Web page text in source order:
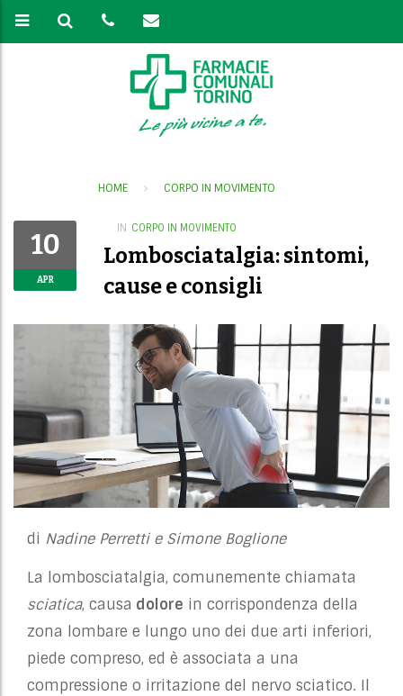
HOME CORPO IN MOVIMENTO
10
APR
IN CORPO IN MOVIMENTO
Lombosciatalgia: sintomi,
cause e consigli
di Nadine Perretti e Simone Boglione
La lombosciatalgia, comunemente chiamata
sciatica, causa dolore in corrispondenza della
zona lombare e lungo uno dei due arti inferiori,
piede compreso, ed è associata a una
compressione o irritazione del nervo sciatico. Il